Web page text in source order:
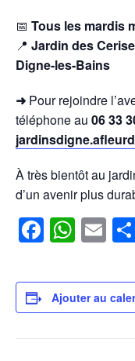
📅 Tous les mardis
📍 Jardin des
Digne-les-Bains
➜ Pour rejoindre
téléphone au 06 33
À très bientôt au
d’un avenir plus
F
a
c
e
b
W
h
at
s
A
E
m
ail
Ajouter au